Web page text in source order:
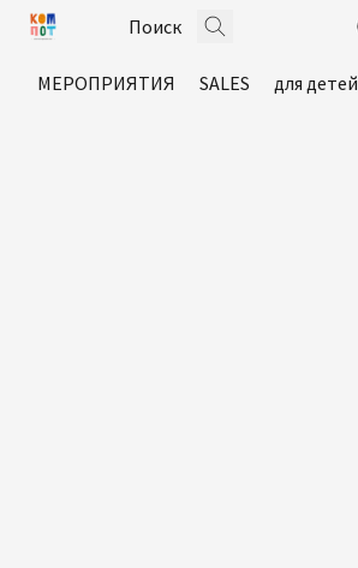
МЕРОПРИЯТИЯ SALES для детей